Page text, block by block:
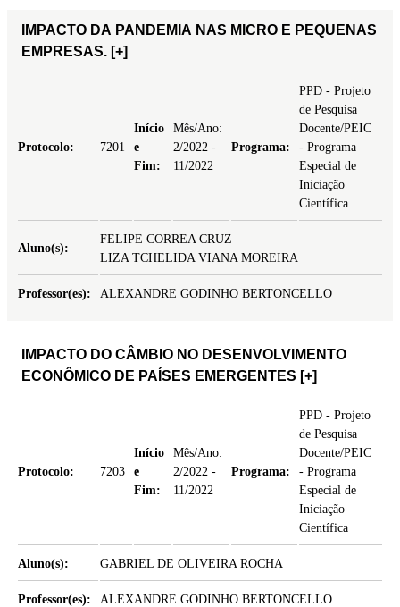
IMPACTO DA PANDEMIA NAS MICRO E PEQUENAS
EMPRESAS. [+]
Protocolo: 7201
Início
e
Fim:
Mês/Ano:
2/2022 -
11/2022
Programa:
PPD - Projeto
de Pesquisa
Docente/PEIC
- Programa
Especial de
Iniciação
Científica
Aluno(s):
FELIPE CORREA CRUZ
LIZA TCHELIDA VIANA MOREIRA
Professor(es): ALEXANDRE GODINHO BERTONCELLO
IMPACTO DO CÂMBIO NO DESENVOLVIMENTO
ECONÔMICO DE PAÍSES EMERGENTES [+]
Protocolo: 7203
Início
e
Fim:
Mês/Ano:
2/2022 -
11/2022
Programa:
PPD - Projeto
de Pesquisa
Docente/PEIC
- Programa
Especial de
Iniciação
Científica
Aluno(s): GABRIEL DE OLIVEIRA ROCHA
Professor(es): ALEXANDRE GODINHO BERTONCELLO